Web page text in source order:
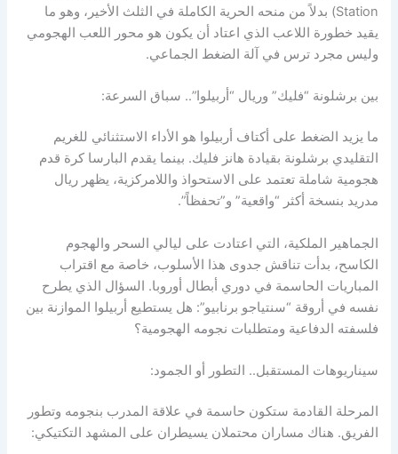
Station) بدلاً من منحه الحرية الكاملة في الثلث الأخير، وهو ما
يقيد خطورة اللاعب الذي اعتاد أن يكون هو محور اللعب الهجومي
وليس مجرد ترس في آلة الضغط الجماعي.
بين برشلونة “فليك” وريال “أربيلوا”.. سباق السرعة:
ما يزيد الضغط على أكتاف أربيلوا هو الأداء الاستثنائي للغريم
التقليدي برشلونة بقيادة هانز فليك. بينما يقدم البارسا كرة قدم
هجومية شاملة تعتمد على الاستحواذ واللامركزية، يظهر ريال
مدريد بنسخة أكثر “واقعية” و”تحفظاً”.
الجماهير الملكية، التي اعتادت على ليالي السحر والهجوم
الكاسح، بدأت تناقش جدوى هذا الأسلوب، خاصة مع اقتراب
المباريات الحاسمة في دوري أبطال أوروبا. السؤال الذي يطرح
نفسه في أروقة “سنتياجو برنابيو”: هل يستطيع أربيلوا الموازنة بين
فلسفته الدفاعية ومتطلبات نجومه الهجومية؟
سيناريوهات المستقبل.. التطور أو الجمود:
المرحلة القادمة ستكون حاسمة في علاقة المدرب بنجومه وتطور
الفريق. هناك مساران محتملان يسيطران على المشهد التكتيكي: